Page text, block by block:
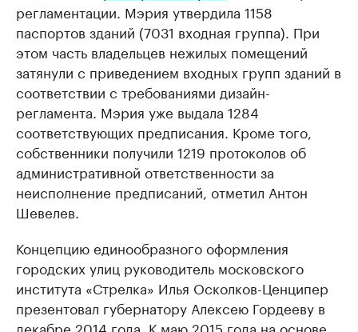
регламентации. Мэрия утвердила 1158
паспортов зданий (7031 входная группа). При
этом часть владельцев нежилых помещений
затянули с приведением входных групп зданий в
соответствии с требованиями дизайн-
регламента. Мэрия уже выдала 1284
соответствующих предписания. Кроме того,
собственники получили 1219 протоколов об
административной ответственности за
неисполнение предписаний, отметил Антон
Шевелев.
Концепцию единообразного оформления
городских улиц руководитель московского
института «Стрелка» Илья Осколков-Ценципер
презентовал губернатору Алексею Гордееву в
декабре 2014 года. К маю 2015 года на основе